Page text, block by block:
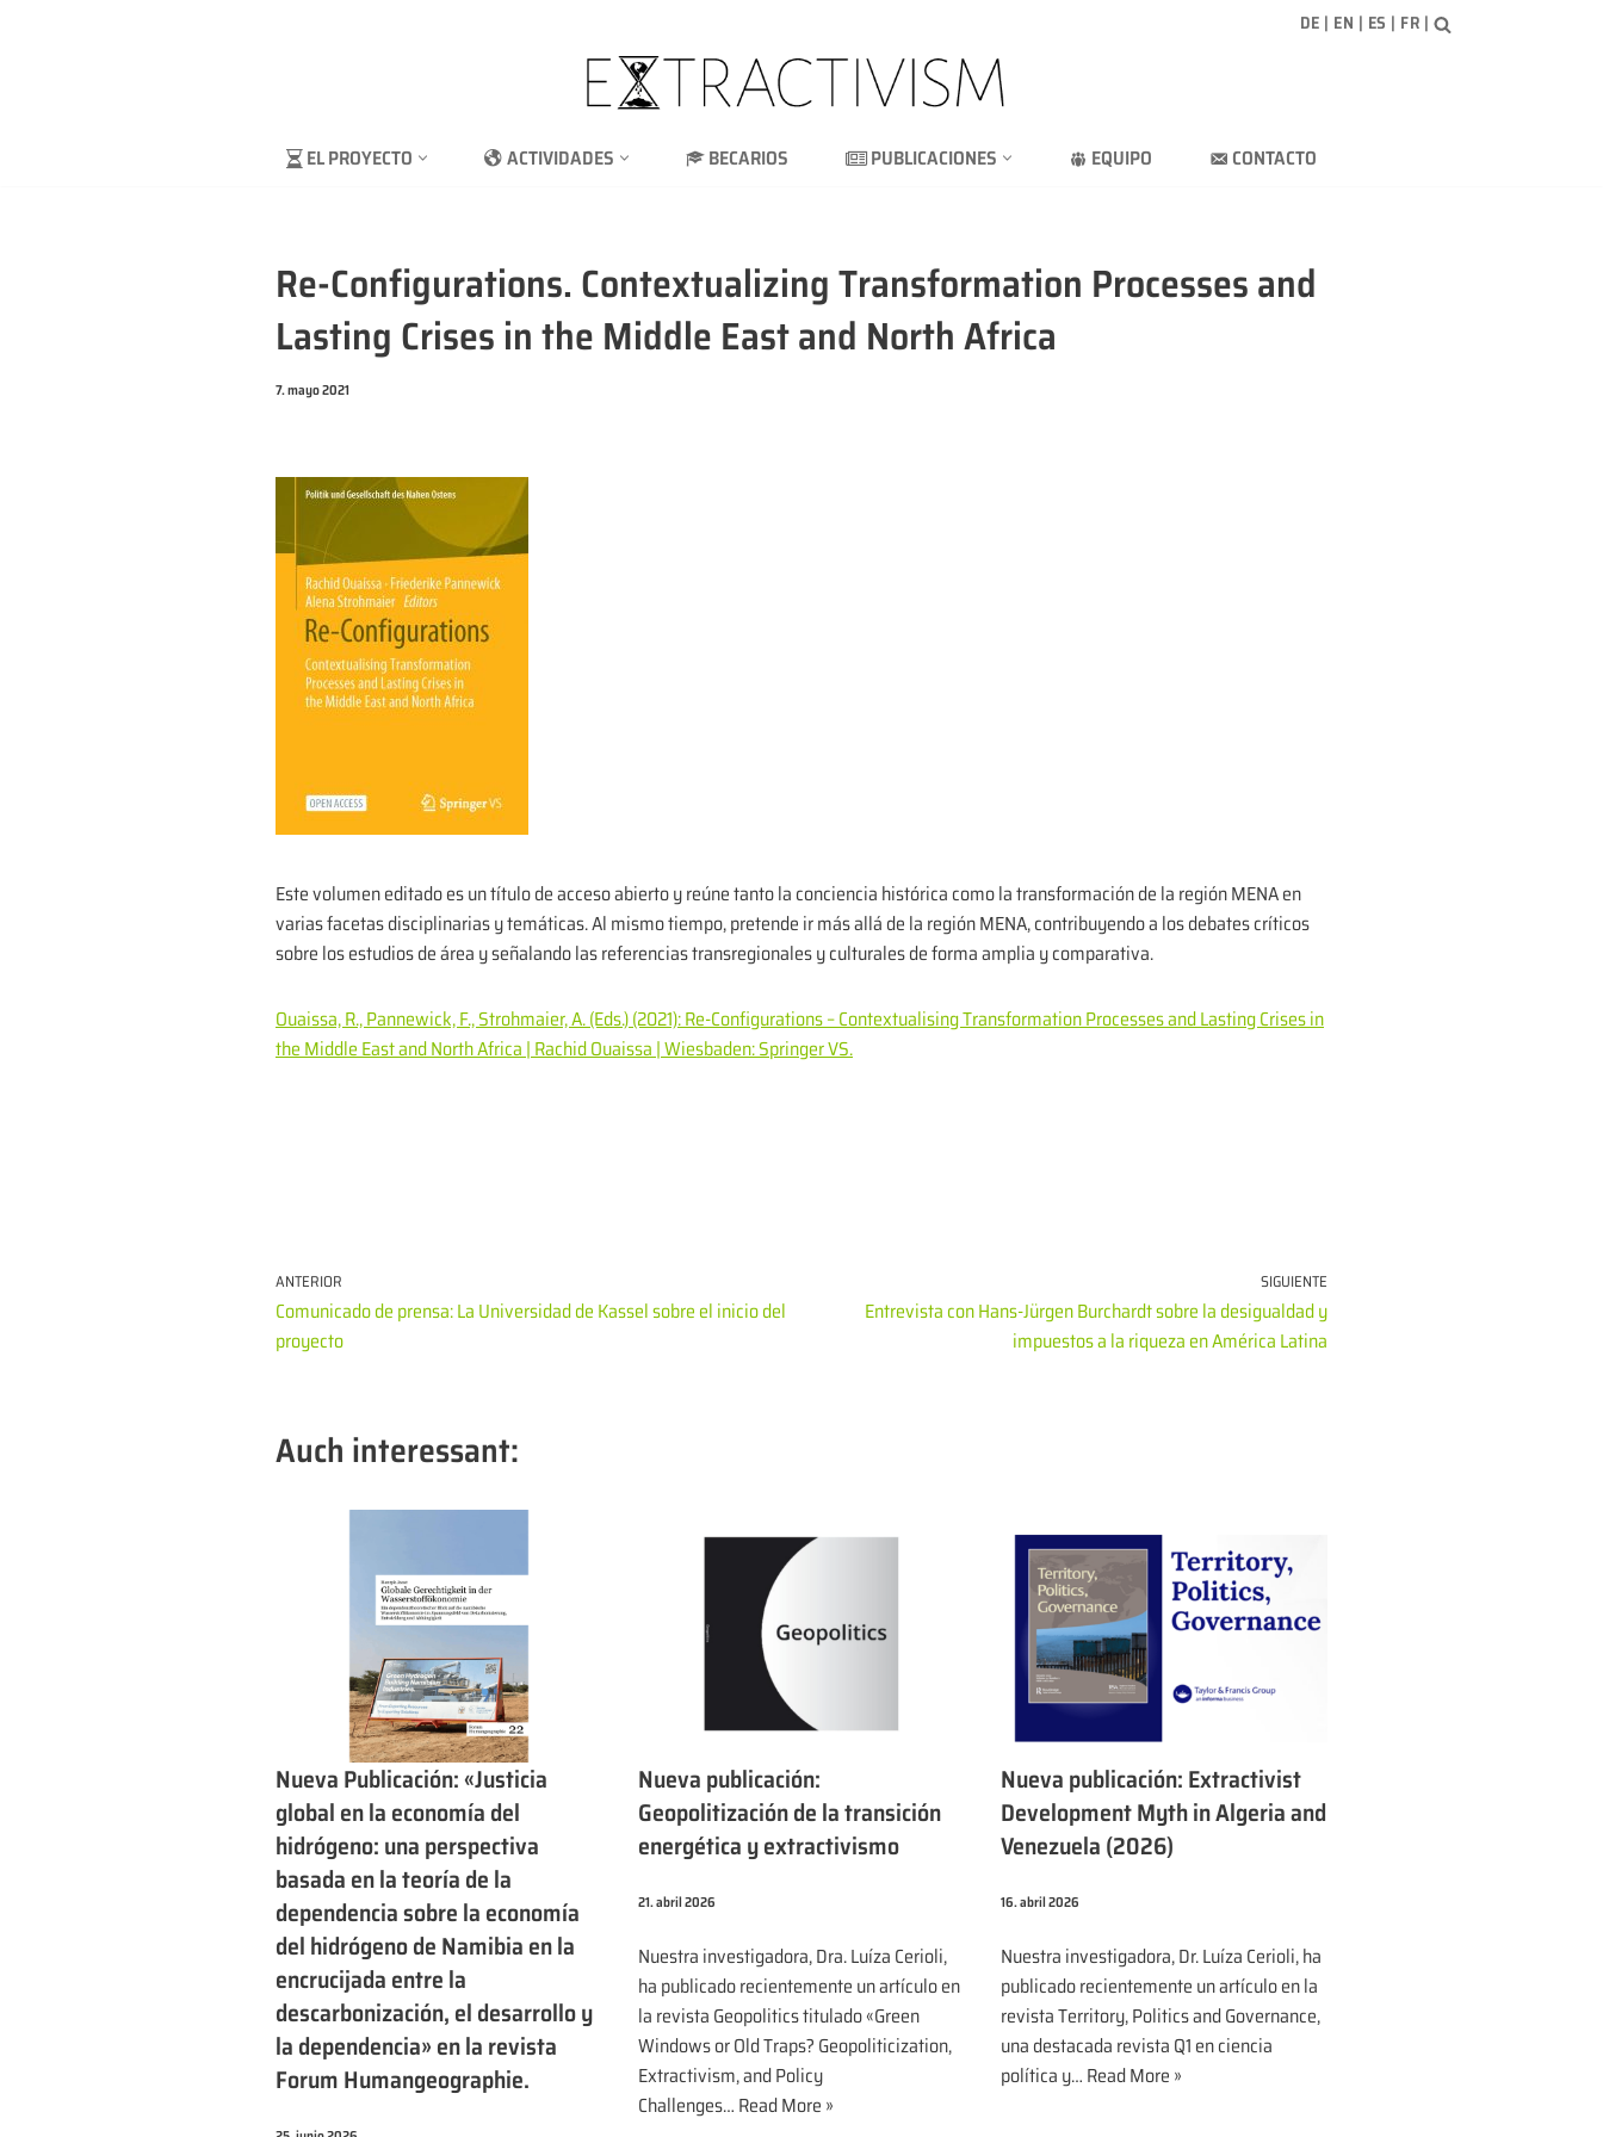
DE | EN | ES | FR |
EL PROYECTO ACTIVIDADES BECARIOS PUBLICACIONES EQUIPO CONTACTO
Re-Configurations. Contextualizing Transformation Processes and
Lasting Crises in the Middle East and North Africa
7. mayo 2021
Este volumen editado es un título de acceso abierto y reúne tanto la conciencia histórica como la transformación de la región MENA en
varias facetas disciplinarias y temáticas. Al mismo tiempo, pretende ir más allá de la región MENA, contribuyendo a los debates críticos
sobre los estudios de área y señalando las referencias transregionales y culturales de forma amplia y comparativa.
Ouaissa, R., Pannewick, F., Strohmaier, A. (Eds.) (2021): Re-Configurations – Contextualising Transformation Processes and Lasting Crises in
the Middle East and North Africa | Rachid Ouaissa | Wiesbaden: Springer VS.
ANTERIOR
Comunicado de prensa: La Universidad de Kassel sobre el inicio del
proyecto
SIGUIENTE
Entrevista con Hans-Jürgen Burchardt sobre la desigualdad y
impuestos a la riqueza en América Latina
Auch interessant:
Nueva Publicación: «Justicia
global en la economía del
hidrógeno: una perspectiva
basada en la teoría de la
dependencia sobre la economía
del hidrógeno de Namibia en la
encrucijada entre la
descarbonización, el desarrollo y
la dependencia» en la revista
Forum Humangeographie.
Nueva publicación:
Geopolitización de la transición
energética y extractivismo
21. abril 2026
Nuestra investigadora, Dra. Luíza Cerioli,
ha publicado recientemente un artículo en
la revista Geopolitics titulado «Green
Windows or Old Traps? Geopoliticization,
Extractivism, and Policy
Challenges… Read More »
Nueva publicación: Extractivist
Development Myth in Algeria and
Venezuela (2026)
16. abril 2026
Nuestra investigadora, Dr. Luíza Cerioli, ha
publicado recientemente un artículo en la
revista Territory, Politics and Governance,
una destacada revista Q1 en ciencia
política y… Read More »